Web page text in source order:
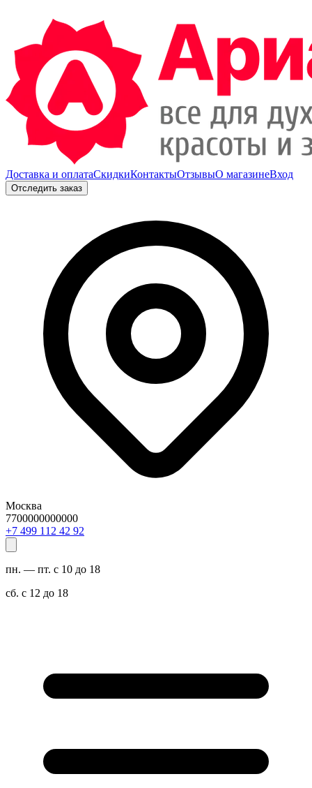
Доставка и оплатаСкидкиКонтактыОтзывыО магазинеВход
Отследить заказ
Москва
7700000000000
29 24 211 994 7+
пн. — пт. с 10 до 18
сб. с 12 до 18